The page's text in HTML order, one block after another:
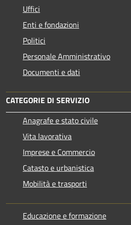
Uffici
Enti e fondazioni
Politici
Personale Amministrativo
Documenti e dati
CATEGORIE DI SERVIZIO
Anagrafe e stato civile
Vita lavorativa
Imprese e Commercio
Catasto e urbanistica
Mobilità e trasporti
Educazione e formazione